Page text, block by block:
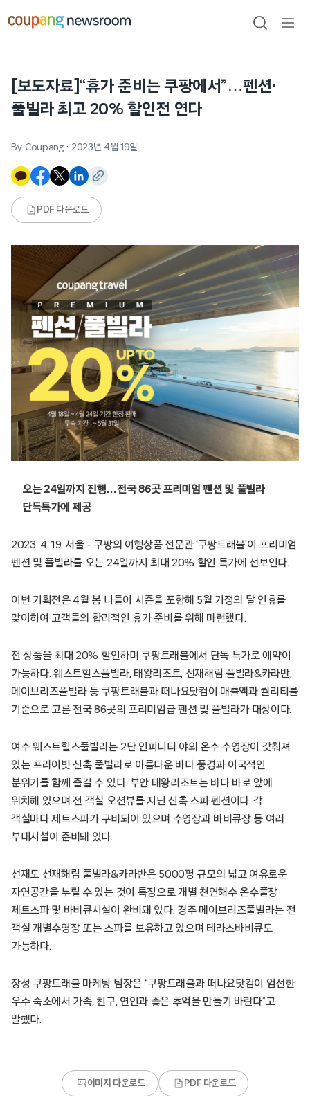
건너뛰기
검색
[보도자료]“휴가 준비는 쿠팡에서”…펜션·
풀빌라 최고 20% 할인전 연다
By Coupang · 2023년 4월 19일
PDF 다운로드
오는 24일까지 진행…전국 86곳 프리미엄 펜션 및 풀빌라
단독특가에 제공
2023. 4. 19. 서울 – 쿠팡의 여행상품 전문관 ‘쿠팡트래블’이 프리미엄
펜션 및 풀빌라를 오는 24일까지 최대 20% 할인 특가에 선보인다.
이번 기획전은 4월 봄 나들이 시즌을 포함해 5월 가정의 달 연휴를
맞이하여 고객들의 합리적인 휴가 준비를 위해 마련했다.
전 상품을 최대 20% 할인하며 쿠팡트래블에서 단독 특가로 예약이
가능하다. 웨스트힐스풀빌라, 태왕리조트, 선재해림 풀빌라&카라반,
메이브리즈풀빌라 등 쿠팡트래블과 떠나요닷컴이 매출액과 퀄리티를
기준으로 고른 전국 86곳의 프리미엄급 펜션 및 풀빌라가 대상이다.
여수 웨스트힐스풀빌라는 2단 인피니티 야외 온수 수영장이 갖춰져
있는 프라이빗 신축 풀빌라로 아름다운 바다 풍경과 이국적인
분위기를 함께 즐길 수 있다. 부안 태왕리조트는 바다 바로 앞에
위치해 있으며 전 객실 오션뷰를 지닌 신축 스파 펜션이다. 각
객실마다 제트스파가 구비되어 있으며 수영장과 바비큐장 등 여러
부대시설이 준비돼 있다.
선재도 선재해림 풀빌라&카라반은 5000평 규모의 넓고 여유로운
자연공간을 누릴 수 있는 것이 특징으로 개별 천연해수 온수풀장
제트스파 및 바비큐시설이 완비돼 있다. 경주 메이브리즈풀빌라는 전
객실 개별수영장 또는 스파를 보유하고 있으며 테라스바비큐도
가능하다.
장성 쿠팡트래블 마케팅 팀장은 “쿠팡트래블과 떠나요닷컴이 엄선한
우수 숙소에서 가족, 친구, 연인과 좋은 추억을 만들기 바란다”고
말했다.
이미지 다운로드 PDF 다운로드